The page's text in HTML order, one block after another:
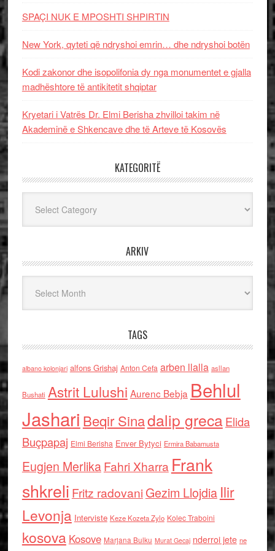
SPAÇI NUK E MPOSHTI SHPIRTIN
New York, qyteti që ndryshoi emrin… dhe ndryshoi botën
Kodi zakonor dhe isopolifonia dy nga monumentet e gjalla
madhështore të antikitetit shqiptar
Kryetari i Vatrës Dr. Elmi Berisha zhvilloi takim në
Akademinë e Shkencave dhe të Arteve të Kosovës
KATEGORITË
ARKIV
TAGS
albano kolonjari alfons Grishaj Anton Cefa arben llalla asllan
Bushati Astrit Lulushi Aurenc Bebja Behlul
Jashari Beqir Sinadalip grecaElida
Buçpapaj Elmi Berisha Enver Bytyci Ermira Babamusta
Eugjen MerlikaFahri Xharra Frank
shkreli Fritz radovaniGezim Llojdia Ilir
Levonja Interviste Keze Kozeta Zylo Kolec Traboini
kosova Kosove Marjana Bulku Murat Gecaj nderroi jete ne